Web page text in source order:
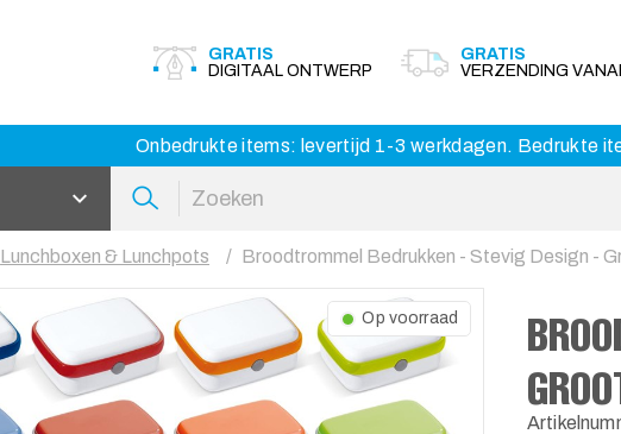
GRATIS
DIGITAAL ONTWERP
GRATIS
VERZENDING
Onbedrukte items: levertijd 1-3 werkdagen. Bedrukte
Lunchboxen & Lunchpots Broodtrommel Bedrukken - Stevig Design -
Op voorraad